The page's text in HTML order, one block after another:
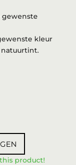
gewenste
kleur
natuurtint.
product!